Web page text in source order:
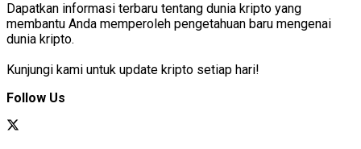
Dapatkan informasi terbaru tentang dunia kripto yang
membantu Anda memperoleh pengetahuan baru mengenai
dunia kripto.
Kunjungi kami untuk update kripto setiap hari!
Follow Us